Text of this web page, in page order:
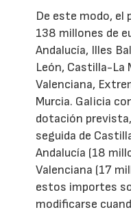
De este modo, el
138 millones de
Andalucía, Illes
León, Castilla-La
Valenciana,
Murcia. Galicia
dotación
seguida de
Andalucía (18
Valenciana (17
estos importes
modificarse